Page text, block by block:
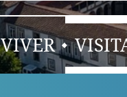
VIVER